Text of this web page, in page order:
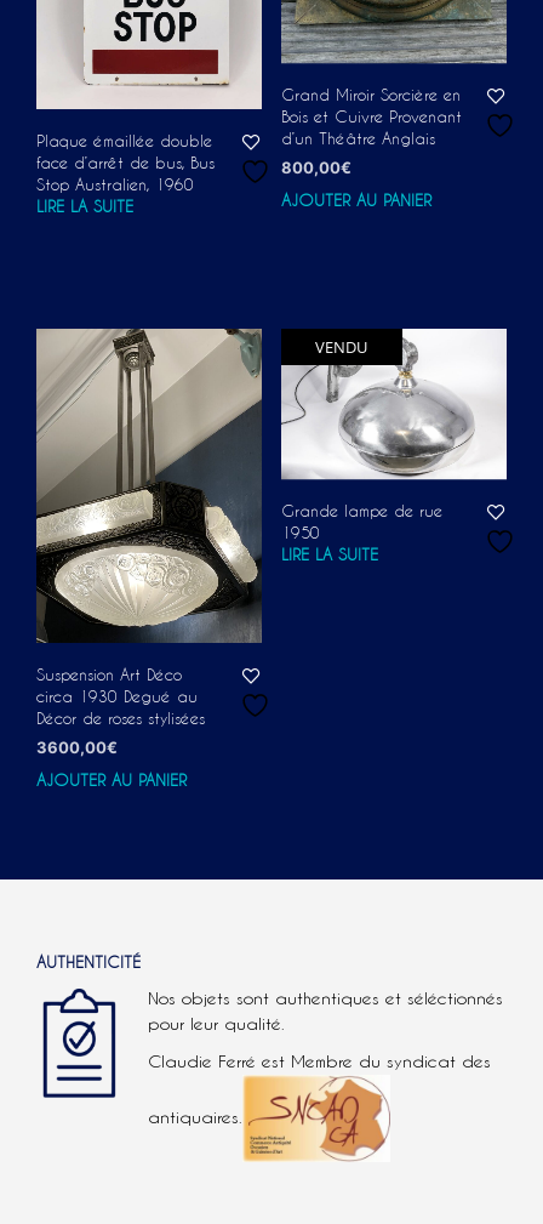
Plaque émaillée double
face d’arrêt de bus, Bus
Stop Australien, 1960
LIRE LA SUITE
Grand Miroir Sorcière en
Bois et Cuivre Provenant
d’un Théâtre Anglais
800,00€
AJOUTER AU PANIER
Suspension Art Déco
circa 1930 Degué au
Décor de roses stylisées
3600,00€
AJOUTER AU PANIER
VENDU
Grande lampe de rue
1950
LIRE LA SUITE
AUTHENTICITÉ
Nos objets sont authentiques et séléctionnés
pour leur qualité.
Claudie Ferré est Membre du syndicat des
antiquaires.